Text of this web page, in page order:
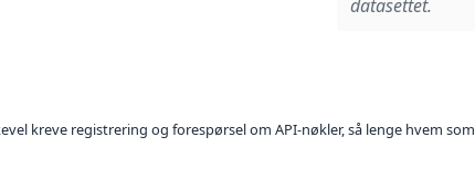
datasettet.
kreve registrering og forespørsel om API-nøkler, så lenge hvem